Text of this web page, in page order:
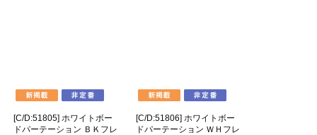
[C/D:51805] ホワイトボー
ドパーテーション ＢＫフレ
[C/D:51806] ホワイトボー
ドパーテーション ＷＨフレ